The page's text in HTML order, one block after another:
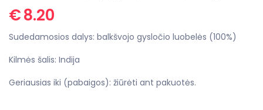
€8.20
Sudedamosios dalys: balkšvojo gysločio luobelės (100%)
Kilmės šalis: Indija
Geriausias iki (pabaigos): žiūrėti ant pakuotės.